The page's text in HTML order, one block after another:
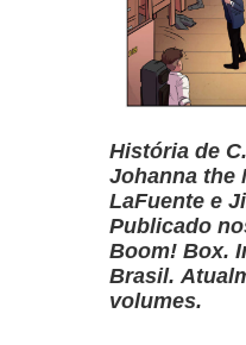
História de
Johanna the
LaFuente e
Publicado
Boom! Box.
Brasil.
volumes.